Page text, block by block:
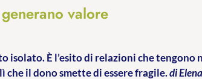
valore
isolato. È l’esito di relazioni che
che il dono smette di essere fragile.di